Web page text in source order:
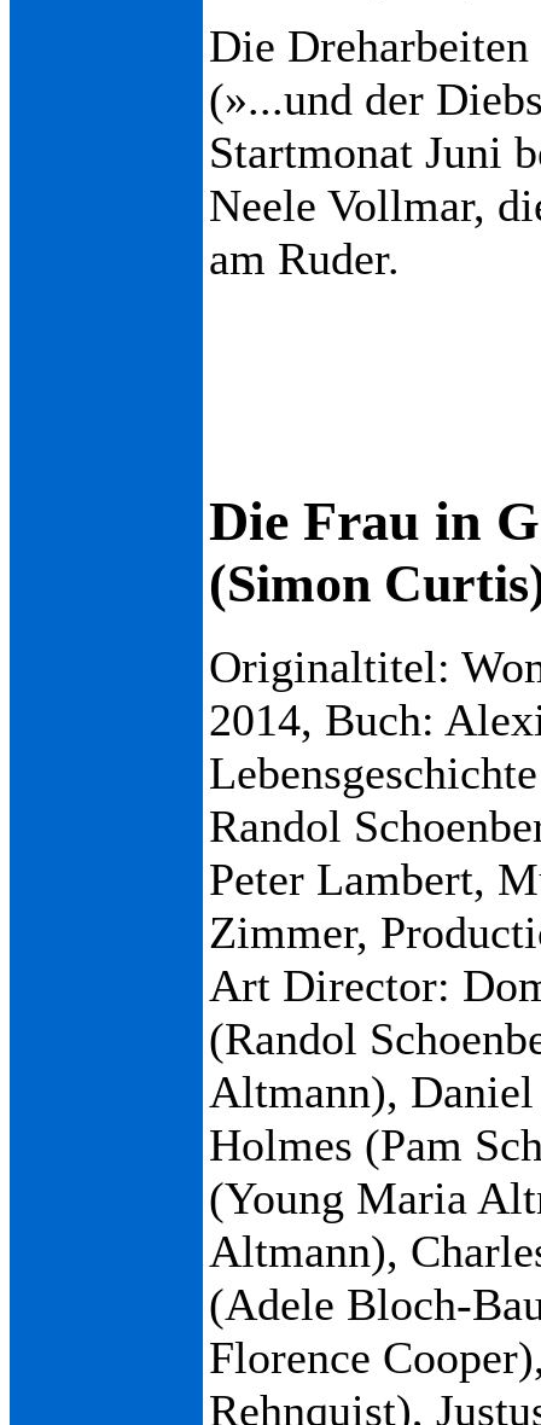
Die
(»...und der
Startmonat Juni
Neele Vollmar,
am Ruder.
Die Frau in
(Simon
Originaltitel:
2014, Buch:
Randol
Peter Lambert,
Zimmer,
Art Director:
(Randol
Altmann),
Holmes (Pam
(Young Maria
Altmann),
(Adele Bloch-
Florence
Rehnquist),